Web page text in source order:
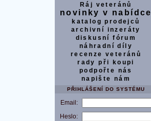
Ráj veteránů
novinky v nabídce
katalog prodejců
archivní inzeráty
diskusní fórum
náhradní díly
recenze veteránů
rady při koupi
podpořte nás
napište nám
PŘIHLÁŠENÍ DO SYSTÉMU
Email:
Heslo: